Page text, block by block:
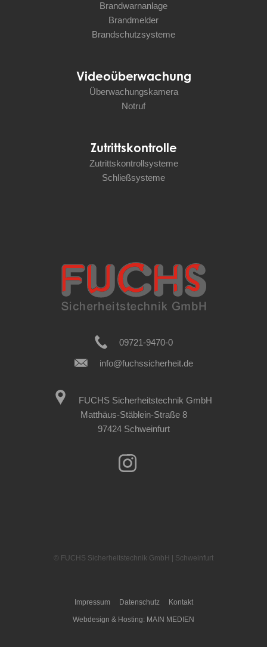
09721-9470-0
info@fuchssicherheit.de
FUCHS Sicherheitstechnik GmbH
Matthäus-Stäblein-Straße 8
97424 Schweinfurt
Brandwarnanlage
Brandmelder
Brandschutzsysteme
Videoüberwachung
Überwachungskamera
Notruf
Zutrittskontrolle
Zutrittskontrollsysteme
Schließsysteme
© FUCHS Sicherheitstechnik GmbH | Schweinfurt
Impressum Datenschutz Kontakt
Webdesign & Hosting: MAIN MEDIEN